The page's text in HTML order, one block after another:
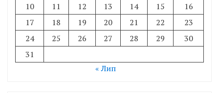
10
11 12 13 14 15
16
17
18 19 20 21 22
23
24
25 26 27 28 29
30
31
« Лип